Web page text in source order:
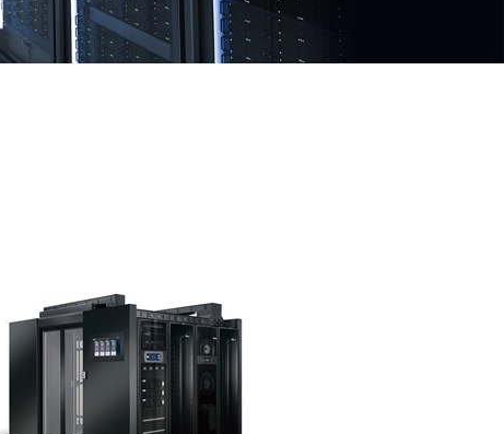
Singapore - English
Thailand - English
Thailand - ไทย